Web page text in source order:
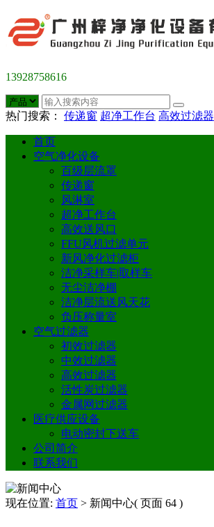
13928758616
热门搜索： 传递窗 超净工作台 高效过滤器
首页
空气净化设备
百级层流罩
传递窗
风淋室
超净工作台
高效送风口
FFU风机过滤单元
新风净化过滤柜
洁净采样车|取样车
无尘洁净棚
洁净层流送风天花
负压称量室
空气过滤器
初效过滤器
中效过滤器
高效过滤器
活性炭过滤器
金属网过滤器
医疗供应设备
电动密封下送车
公司简介
联系我们
现在位置: 首页 > 新闻中心( 页面 64 )